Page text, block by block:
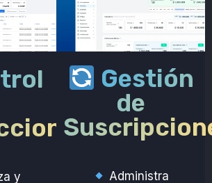
y
Gestión
de
Administra